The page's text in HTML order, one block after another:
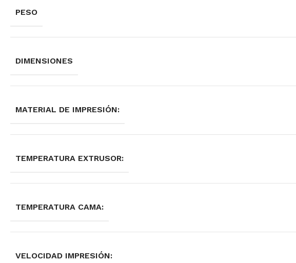
PESO
DIMENSIONES
MATERIAL DE IMPRESIÓN:
TEMPERATURA EXTRUSOR:
TEMPERATURA CAMA:
VELOCIDAD IMPRESIÓN: